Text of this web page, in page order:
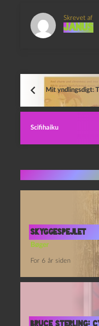
Skrevet af
Janus
Mit yndlingsdigt:
Scifihaiku
Skyggespejlet
Bøger
For 6 år siden
Bruce Sterling: